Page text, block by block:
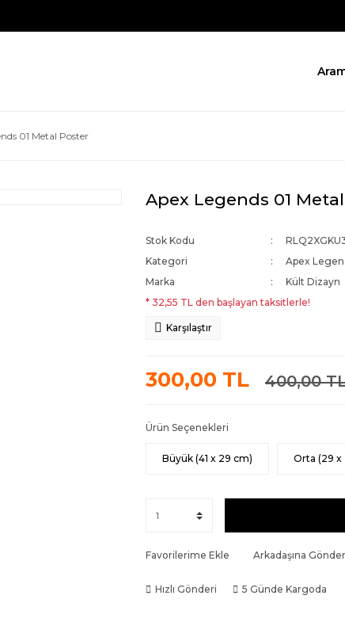
01 Metal Poster
Apex Legends 01
Stok Kodu
Kategori
Apex
Marka
Kült Dizayn
* 32,55 TL den başlayan taksitlerle!
Karşılaştır
300,00 TL 400,00
Ürün Seçenekleri
Büyük (41 x 29 cm) Orta (29 x
Favorilerime Ekle Arkadaşına Gönder
Hızlı Gönderi 5 Günde Kargoda